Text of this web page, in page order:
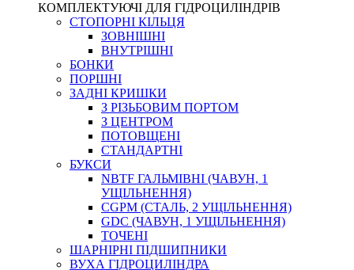
КОМПЛЕКТУЮЧІ ДЛЯ ГІДРОЦИЛІНДРІВ
СТОПОРНІ КІЛЬЦЯ
ЗОВНІШНІ
ВНУТРІШНІ
БОНКИ
ПОРШНІ
ЗАДНІ КРИШКИ
З РІЗЬБОВИМ ПОРТОМ
З ЦЕНТРОМ
ПОТОВЩЕНІ
СТАНДАРТНІ
БУКСИ
NBTF ГАЛЬМІВНІ (ЧАВУН, 1
УЩІЛЬНЕННЯ)
CGPM (СТАЛЬ, 2 УЩІЛЬНЕННЯ)
GDC (ЧАВУН, 1 УЩІЛЬНЕННЯ)
ТОЧЕНІ
ШАРНІРНІ ПІДШИПНИКИ
ВУХА ГІДРОЦИЛІНДРА